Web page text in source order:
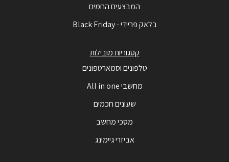
המבצעים החמים
בלאק פריידי - Black Friday
קטגוריות מובילות
טלפונים וסמארטפונים
מחשבי All in one
שעונים חכמים
מסכי מחשב
אביזרי גיימינג